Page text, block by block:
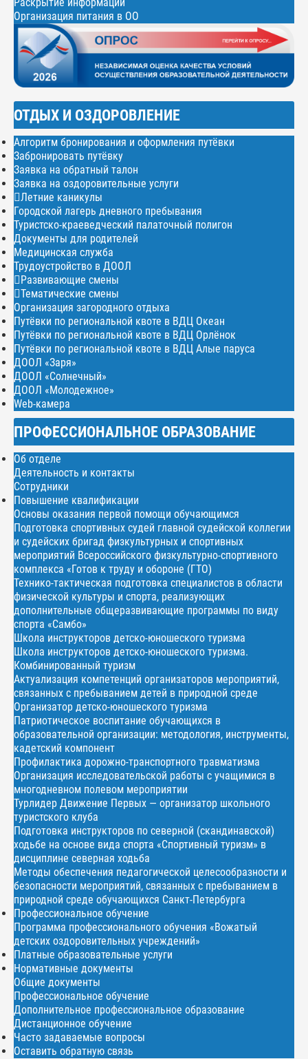
Организация питания в ОО
ОТДЫХ И ОЗДОРОВЛЕНИЕ
Алгоритм бронирования и оформления путёвки
Забронировать путёвку
Заявка на обратный талон
Заявка на оздоровительные услуги
Летние каникулы
Городской лагерь дневного пребывания
Туристско-краеведческий палаточный полигон
Документы для родителей
Медицинская служба
Трудоустройство в ДООЛ
Развивающие смены
Тематические смены
Организация загородного отдыха
Путёвки по региональной квоте в ВДЦ Океан
Путёвки по региональной квоте в ВДЦ Орлёнок
Путёвки по региональной квоте в ВДЦ Алые паруса
ДООЛ «Заря»
ДООЛ «Солнечный»
ДООЛ «Молодежное»
Web-камера
ПРОФЕССИОНАЛЬНОЕ ОБРАЗОВАНИЕ
Об отделе
Деятельность и контакты
Сотрудники
Повышение квалификации
Основы оказания первой помощи обучающимся
Подготовка спортивных судей главной судейской коллегии
и судейских бригад физкультурных и спортивных
мероприятий Всероссийского физкультурно-спортивного
комплекса «Готов к труду и обороне (ГТО)
Технико-тактическая подготовка специалистов в области
физической культуры и спорта, реализующих
дополнительные общеразвивающие программы по виду
спорта «Самбо»
Школа инструкторов детско-юношеского туризма
Школа инструкторов детско-юношеского туризма.
Комбинированный туризм
Актуализация компетенций организаторов мероприятий,
связанных с пребыванием детей в природной среде
Организатор детско-юношеского туризма
Патриотическое воспитание обучающихся в
образовательной организации: методология, инструменты,
кадетский компонент
Профилактика дорожно-транспортного травматизма
Организация исследовательской работы с учащимися в
многодневном полевом мероприятии
Турлидер Движение Первых — организатор школьного
туристского клуба
Подготовка инструкторов по северной (скандинавской)
ходьбе на основе вида спорта «Спортивный туризм» в
дисциплине северная ходьба
Методы обеспечения педагогической целесообразности и
безопасности мероприятий, связанных с пребыванием в
природной среде обучающихся Санкт-Петербурга
Профессиональное обучение
Программа профессионального обучения «Вожатый
детских оздоровительных учреждений»
Платные образовательные услуги
Нормативные документы
Общие документы
Профессиональное обучение
Дополнительное профессиональное образование
Дистанционное обучение
Часто задаваемые вопросы
Оставить обратную связь